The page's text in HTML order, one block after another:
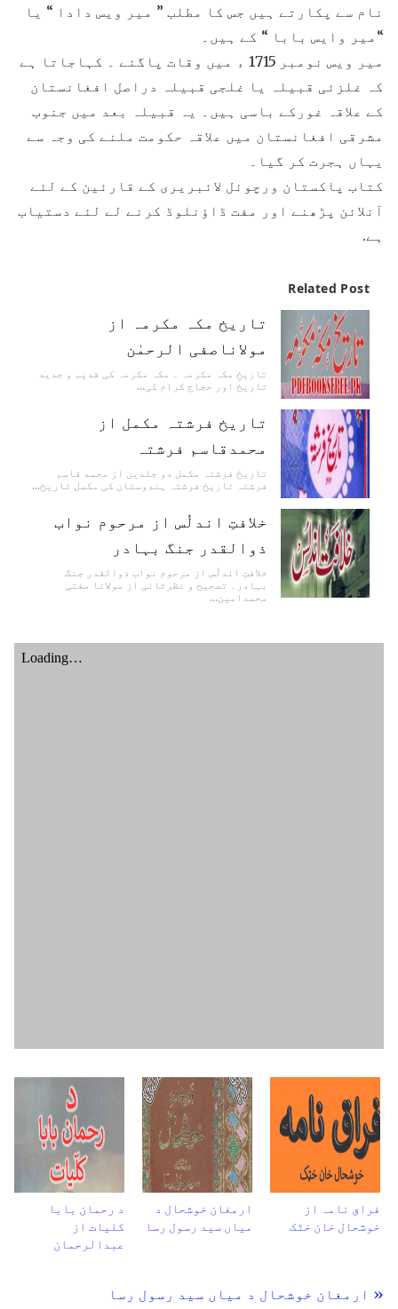
نام سے پکارتے ہیں جس کا مطلب ” میر ویس دادا “ یا
“میر وایس بابا “ کے ہیں۔
میر ویس نومبر 1715 ء میں وقات پاگئے ۔ کہاجاتا ہے
کہ غلزئی قبیلہ یا غلجی قبیلہ دراصل افغانستان
کے علاقہ غورکے باسی ہیں۔ یہ قبیلہ بعد میں جنوب
مشرقی افغانستان میں علاقہ حکومت ملنے کی وجہ سے
یہاں ہجرت کر گیا۔
کتاب پاکستان ورچوئل لائبریری کے قارئین کے لئے
آنلائن پڑھنے اور مفت ڈاؤنلوڈ کرنے لے لئے دستیاب
ہے.
Related Post
تاریخ مکہ مکرمہ از
مولاناصفی الرحمٰن
تاریخِ مکہ مکرمہ ۔ مکہ مکرمہ کی قدیم و جدید
تاریخ اور حجاج کرام کی…
تاریخ فرشتہ مکمل از
محمدقاسم فرشتہ
تاریخ فرشتہ مکمل دو جلدیں از محمد قاسم
فرشتہ تاریخ فرشتہ ہندوستان کی مکمل تاریخ…
خلافتِ اندلُس از مرحوم نواب
ذوالقدر جنگ بہادر
خلافتِ اندلُس از مرحوم نواب ذوالقدر جنگ
بہادر۔ تصحیح و نظرثانی از مولانا مفتی
محمدامین…
د رحمان بابا
کلیات از
عبدالرحمان
ارمغان خوشحال د
میاں سید رسول رسا
فراق نامہ از
خوشحال خان خٹک
« ارمغان خوشحال د میاں سید رسول رسا